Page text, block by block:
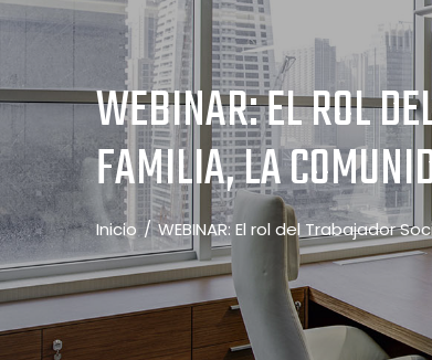
WEBINAR: EL ROL
FAMILIA, LA
Inicio WEBINAR: El rol del Trabajador